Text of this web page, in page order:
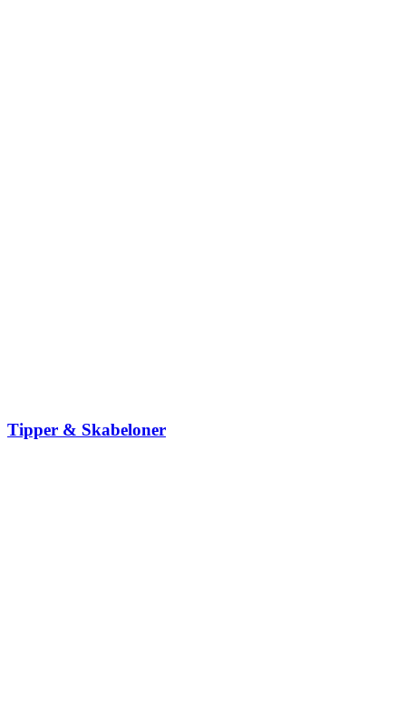
Tipper & Skabeloner